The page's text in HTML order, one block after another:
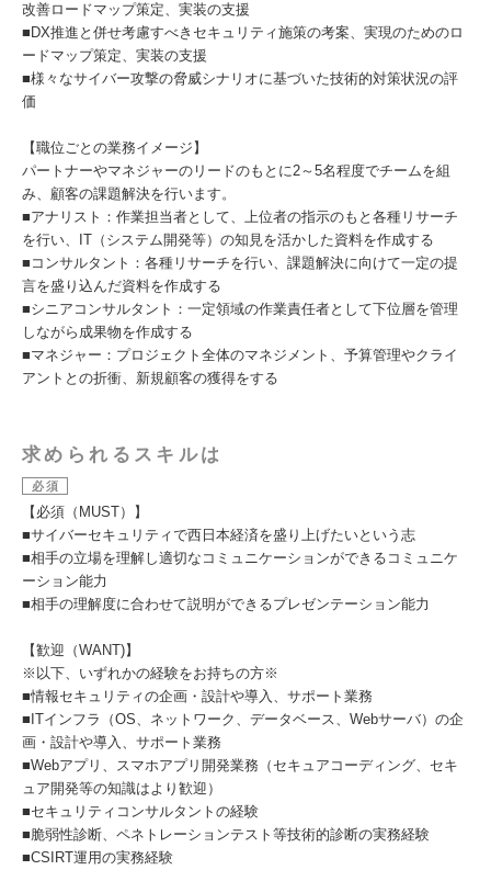
改善ロードマップ策定、実装の支援
■DX推進と併せ考慮すべきセキュリティ施策の考案、実現のためのロ
ードマップ策定、実装の支援
■様々なサイバー攻撃の脅威シナリオに基づいた技術的対策状況の評
価
【職位ごとの業務イメージ】
パートナーやマネジャーのリードのもとに2～5名程度でチームを組
み、顧客の課題解決を行います。
■アナリスト：作業担当者として、上位者の指示のもと各種リサーチ
を行い、IT（システム開発等）の知見を活かした資料を作成する
■コンサルタント：各種リサーチを行い、課題解決に向けて一定の提
言を盛り込んだ資料を作成する
■シニアコンサルタント：一定領域の作業責任者として下位層を管理
しながら成果物を作成する
■マネジャー：プロジェクト全体のマネジメント、予算管理やクライ
アントとの折衝、新規顧客の獲得をする
求められるスキルは
必須
【必須（MUST）】
■サイバーセキュリティで西日本経済を盛り上げたいという志
■相手の立場を理解し適切なコミュニケーションができるコミュニケ
ーション能力
■相手の理解度に合わせて説明ができるプレゼンテーション能力
【歓迎（WANT)】
※以下、いずれかの経験をお持ちの方※
■情報セキュリティの企画・設計や導入、サポート業務
■ITインフラ（OS、ネットワーク、データベース、Webサーバ）の企
画・設計や導入、サポート業務
■Webアプリ、スマホアプリ開発業務（セキュアコーディング、セキ
ュア開発等の知識はより歓迎）
■セキュリティコンサルタントの経験
■脆弱性診断、ペネトレーションテスト等技術的診断の実務経験
■CSIRT運用の実務経験